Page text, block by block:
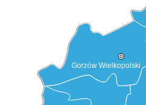
Gorzów Wielkopolski